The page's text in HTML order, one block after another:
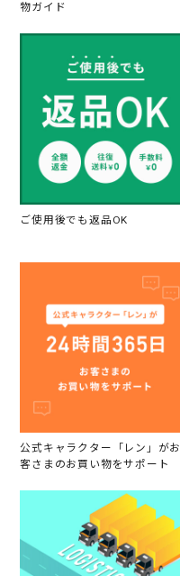
物ガイド
ご使用後でも返品OK
公式キャラクター「レン」がお
客さまのお買い物をサポート